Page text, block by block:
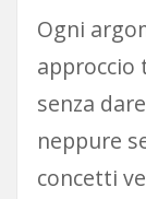
Ogni
approccio
senza
neppure
concetti